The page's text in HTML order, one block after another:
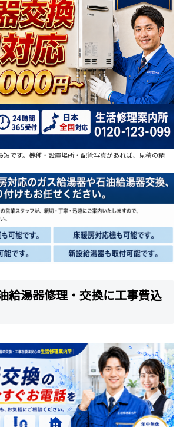
短です。機種・設置場所・配管写真があれば、見積の精
給湯器修理・交換に工事費込